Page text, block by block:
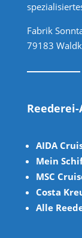
Fabrik
79183
AIDA
Mein
MSC
Costa
Alle